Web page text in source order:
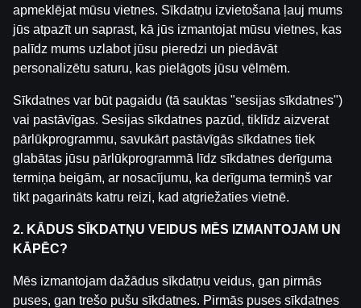
Mārtiņa Seska pirmais Rallijs šajā sezonā! Kā
kopā Zviedrijas WRC Rallija 3. Ātrumposmu. Studijā
Kundziņš.
Saistītās ziņas
ČEHIJA - LATVIJA | Watching Party ar Rihardu Medni
byDāvis 2025. g. 5. sept.
apmeklējat mūsu vietnes. Sīkdatņu izvietošana ļauj mums
jūs atpazīt un saprast, kā jūs izmantojat mūsu vietnes, kas
palīdz mums uzlabot jūsu pieredzi un piedāvāt
personalizētu saturu, kas pielāgots jūsu vēlmēm.
Sīkdatnes var būt pagaidu (tā sauktas "sesijas sīkdatnes")
vai pastāvīgas. Sesijas sīkdatnes pazūd, tiklīdz aizverat
pārlūkprogrammu, savukārt pastāvīgās sīkdatnes tiek
glabātas jūsu pārlūkprogrammā līdz sīkdatnes derīguma
termiņa beigām, ar nosacījumu, ka derīguma termiņš var
tikt pagarināts katru reizi, kad atgriežaties vietnē.
2. KĀDUS SĪKDATŅU VEIDUS MĒS IZMANTOJAM UN
KĀPĒC?
Mēs izmantojam dažādus sīkdatņu veidus, gan pirmās
puses, gan trešo pušu sīkdatnes. Pirmās puses sīkdatnes